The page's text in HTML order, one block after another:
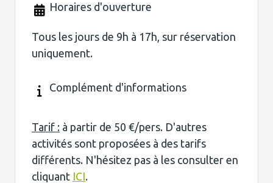
Horaires d'ouverture
Tous les jours de 9h à 17h, sur réservation
uniquement.
Complément d'informations
Tarif : à partir de 50 €/pers. D'autres
activités sont proposées à des tarifs
différents. N'hésitez pas à les consulter en
cliquant ICI.